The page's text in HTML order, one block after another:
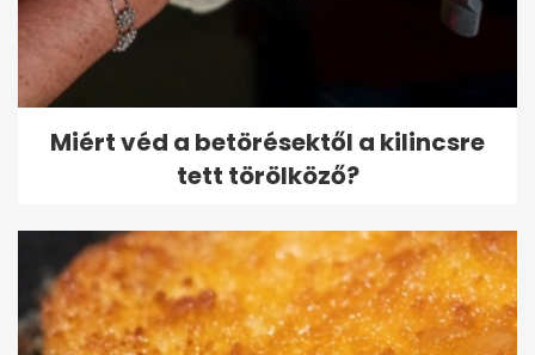
Miért véd a betörésektől a kilincsre
tett törölköző?